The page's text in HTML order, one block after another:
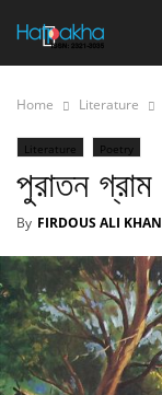
Home Literature
Literature Poetry
পুরাতন গ্রাম
By FIRDOUS ALI KHAN